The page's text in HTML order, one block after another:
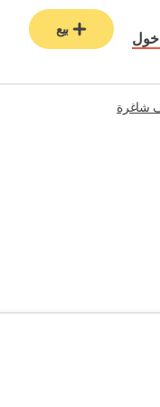
بيع
شاغرة